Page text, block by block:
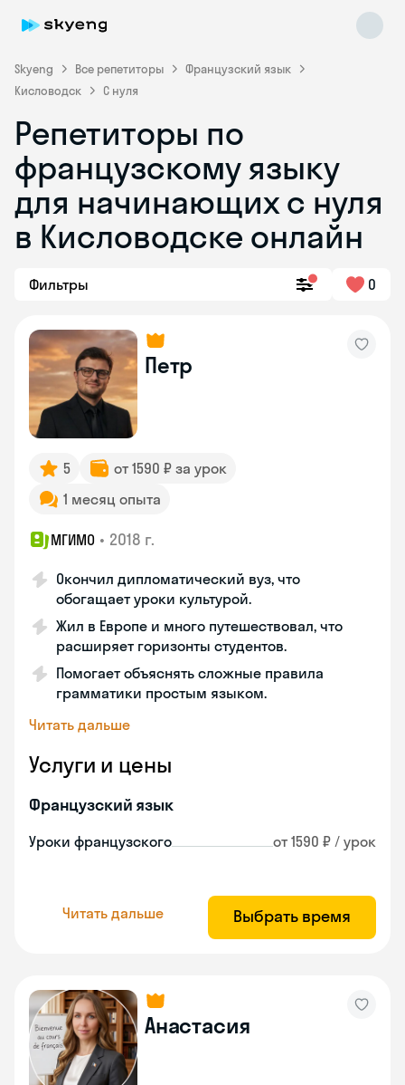
Skyeng Все репетиторы
Французский язык
Кисловодск
С нуля
Репетиторы по
французскому языку
для начинающих с нуля
в Кисловодске онлайн
Фильтры 0
Петр
5
от 1590 ₽ за урок
1 месяц опыта
МГИМО • 2018 г.
Окончил дипломатический вуз, что
обогащает уроки культурой.
Жил в Европе и много путешествовал, что
расширяет горизонты студентов.
Помогает объяснять сложные правила
грамматики простым языком.
Читать дальше
Услуги и цены
Французский язык
Уроки французского от 1590 ₽ / урок
Читать дальше Выбрать время
Анастасия
Skyeng Chat